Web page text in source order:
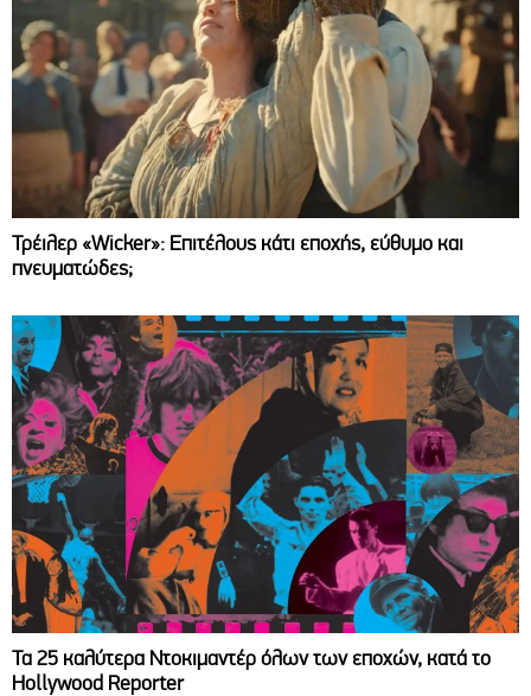
Τρέιλερ «Wicker»: Επιτέλους κάτι εποχής, εύθυμο και
πνευματώδες;
Τα 25 καλύτερα Ντοκιμαντέρ όλων των εποχών, κατά το
Hollywood Reporter